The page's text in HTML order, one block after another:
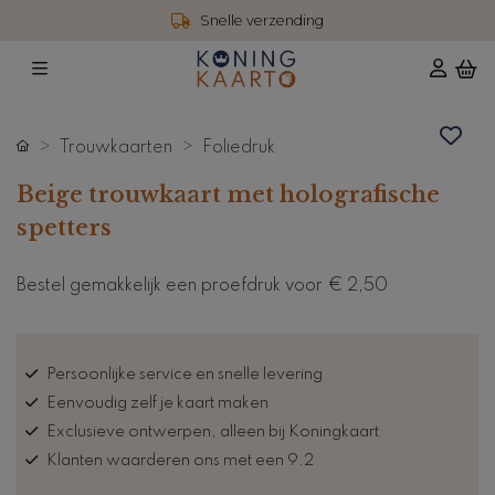
Snelle verzending
Trouwkaarten Foliedruk
Beige trouwkaart met holografische
spetters
Bestel gemakkelijk een proefdruk voor € 2,50
Persoonlijke service en snelle levering
Eenvoudig zelf je kaart maken
Exclusieve ontwerpen, alleen bij Koningkaart
Klanten waarderen ons met een 9.2